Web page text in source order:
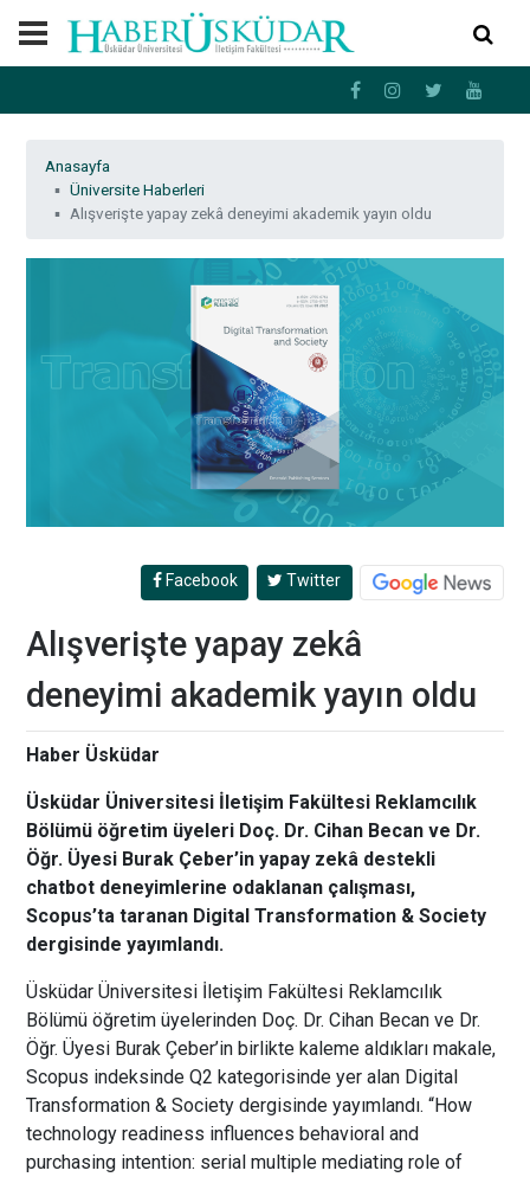
Anasayfa
Üniversite Haberleri
Alışverişte yapay zekâ deneyimi akademik yayın oldu
Facebook Twitter
Alışverişte yapay zekâ
deneyimi akademik yayın oldu
Haber Üsküdar
Üsküdar Üniversitesi İletişim Fakültesi Reklamcılık
Bölümü öğretim üyeleri Doç. Dr. Cihan Becan ve Dr.
Öğr. Üyesi Burak Çeber’in yapay zekâ destekli
chatbot deneyimlerine odaklanan çalışması,
Scopus’ta taranan Digital Transformation & Society
dergisinde yayımlandı.
Üsküdar Üniversitesi İletişim Fakültesi Reklamcılık
Bölümü öğretim üyelerinden Doç. Dr. Cihan Becan ve Dr.
Öğr. Üyesi Burak Çeber’in birlikte kaleme aldıkları makale,
Scopus indeksinde Q2 kategorisinde yer alan Digital
Transformation & Society dergisinde yayımlandı. “How
technology readiness influences behavioral and
purchasing intention: serial multiple mediating role of